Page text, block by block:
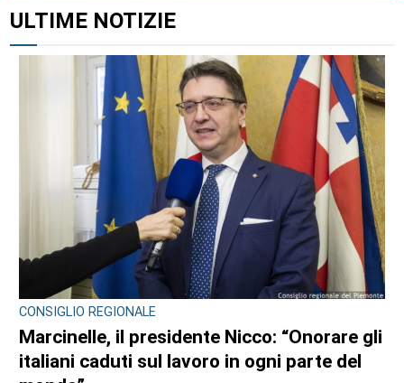
ALTRI ARTICOLI DI QUESTO AUTORE
CRONACA
Bimba a rischio e degrado sulla provinciale:
la svolta. Mamma e neonata portate in una